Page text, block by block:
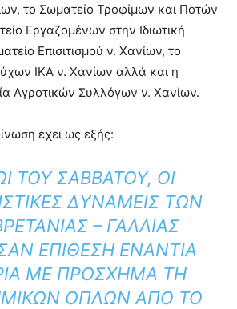
το Σωματείο Τροφίμων και Ποτών
Εργαζομένων στην Ιδιωτική
Επισιτισμού ν. Χανίων, το
ΙΚΑ ν. Χανίων αλλά και η
Αγροτικών Συλλόγων ν. Χανίων.
έχει ως εξής:
ΤΟΥ ΣΑΒΒΆΤΟΥ, ΟΙ
ΔΥΝΆΜΕΙΣ ΤΩΝ
– ΓΑΛΛΊΑΣ
ΕΠΊΘΕΣΗ ΕΝΆΝΤΙΑ
ΜΕ ΠΡΌΣΧΗΜΑ ΤΗ
ΌΠΛΩΝ ΑΠΌ ΤΟ